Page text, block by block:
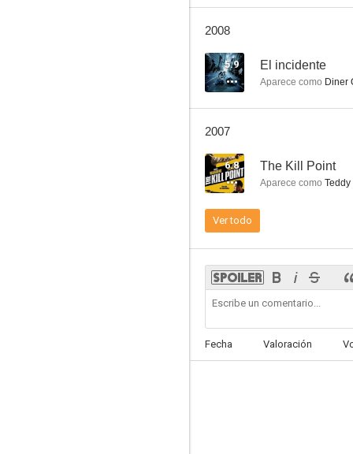
7.5
7.1
2008
5.9 El incidente
Aparece como Diner
2007
6.8 The Kill Point
Aparece como
Ver todo
Fecha Valoración